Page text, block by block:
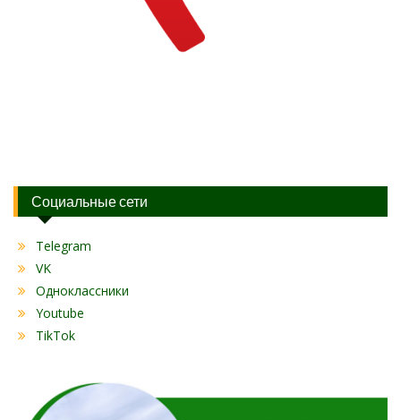
Социальные сети
Telegram
VK
Одноклассники
Youtube
TikTok